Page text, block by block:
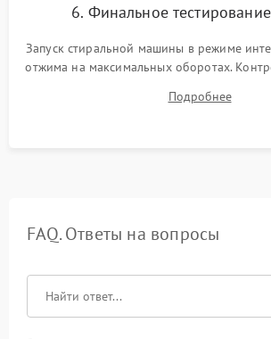
6. Финальное
Запуск стиральной машины в режиме
отжима на максимальных оборотах.
корректности слива, отсутствия
посторонних стуков и протечек
Подробнее
FAQ. Ответы на вопросы